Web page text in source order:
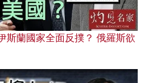
斯蘭國家全面反撲？ 俄羅斯欲